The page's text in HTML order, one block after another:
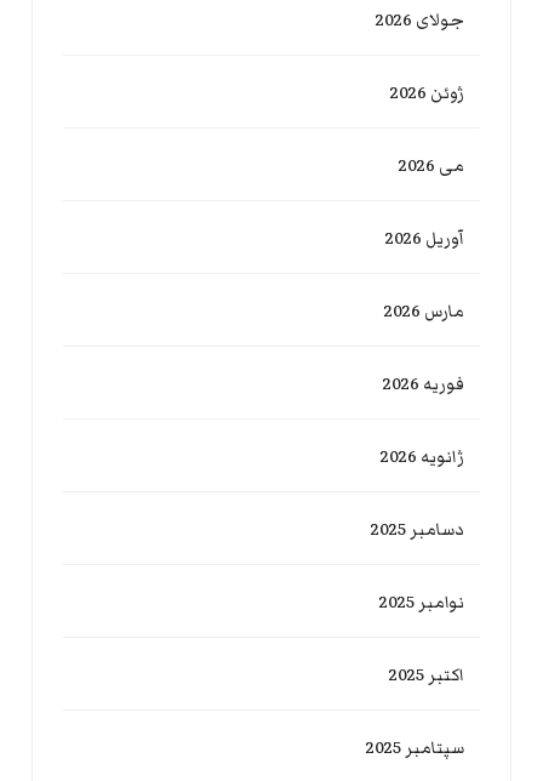
جولای 2026
ژوئن 2026
می 2026
آوریل 2026
مارس 2026
فوریه 2026
ژانویه 2026
دسامبر 2025
نوامبر 2025
اکتبر 2025
سپتامبر 2025